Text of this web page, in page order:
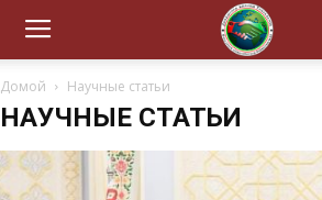
Домой Научные статьи
НАУЧНЫЕ СТАТЬИ